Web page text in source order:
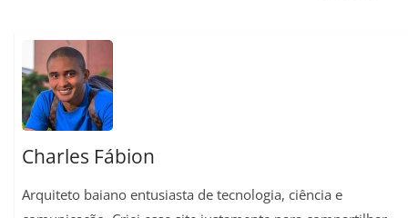
m
Charles Fábion
Arquiteto baiano entusiasta de tecnologia, ciência e